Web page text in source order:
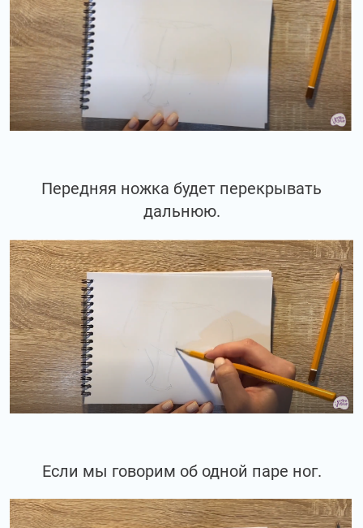
Передняя ножка будет перекрывать
дальнюю.
Если мы говорим об одной паре ног.